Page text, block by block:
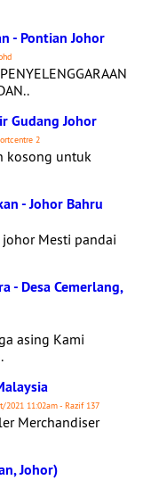
- Pontian Johor
Gudang Johor
2
kosong untuk
- Johor Bahru
johor Mesti pandai
- Desa Cemerlang,
asing Kami
2021 11:02am - Razif 137
Merchandiser
Johor)